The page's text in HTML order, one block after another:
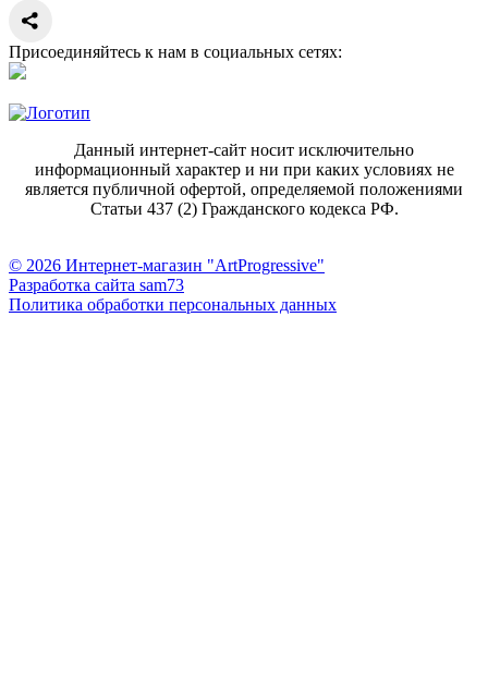
Присоединяйтесь к нам в социальных сетях:
Данный интернет-сайт носит исключительно
информационный характер и ни при каких условиях не
является публичной офертой, определяемой положениями
Статьи 437 (2) Гражданского кодекса РФ.
© 2026 Интернет-магазин "ArtProgressive"
Разработка сайта sam73
Политика обработки персональных данных